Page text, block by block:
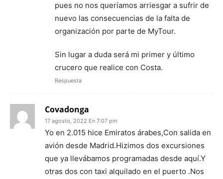
pues no nos queríamos arriesgar a sufrir de
nuevo las consecuencias de la falta de
organización por parte de MyTour.
Sin lugar a duda será mi primer y último
crucero que realice con Costa.
Respuesta
Covadonga
17 agosto, 2022 En 7:07 pm
Yo en 2.015 hice Emiratos árabes,Con salida en
avión desde Madrid.Hizimos dos excursiones
que ya llevábamos programadas desde aquí.Y
otras dos con taxi alquilado en el puerto .Nos